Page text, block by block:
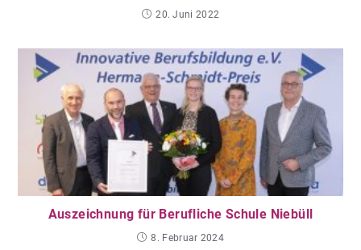
20. Juni 2022
Auszeichnung für Berufliche Schule Niebüll
8. Februar 2024